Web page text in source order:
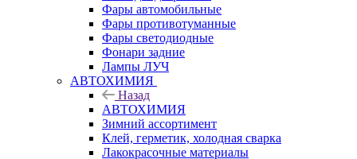
Фары автомобильные
Фары противотуманные
Фары светодиодные
Фонари задние
Лампы ЛУЧ
АВТОХИМИЯ
Назад
АВТОХИМИЯ
Зимний ассортимент
Клей, герметик, холодная сварка
Лакокрасочные материалы